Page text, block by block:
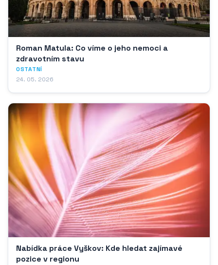
Roman Matula: Co víme o jeho nemoci a
zdravotním stavu
OSTATNÍ
24. 05. 2026
Nabídka práce Vyškov: Kde hledat zajímavé
pozice v regionu